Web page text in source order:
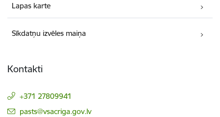
Lapas karte
Sīkdatņu izvēles maiņa
Kontakti
+371 27809941
E-pasts:
pasts@vsacriga.gov.lv